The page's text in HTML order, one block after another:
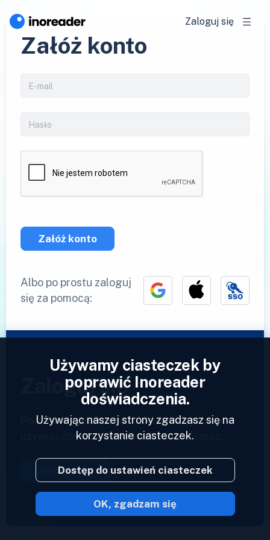
Zaloguj się
Załóż konto
Załóż konto
Albo po prostu zaloguj
się za pomocą:
Zaloguj się
Posiadasz już konto?Podaj swój profil i
uzyskaj dostęp do swoich kanałów teraz.
Zaloguj się
2023 © Inoreader
Używamy ciasteczek by
poprawić Inoreader
doświadczenia.
Używając naszej strony zgadzasz się na
korzystanie ciasteczek.
Dostęp do ustawień ciasteczek
OK, zgadzam się